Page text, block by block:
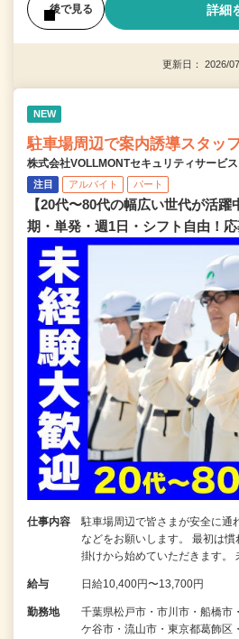
後で見る 詳細
更新日： 2026/
NEW
駐車場周辺で案内誘導スタッ
株式会社VOLLMONTセキュリティサービ
注目 アルバイト パート
【20代〜80代の幅広い世代が活
期・単発・週1日・シフト自由！応
仕事内容
駐車場周辺で皆さまが安全に通
などをお願いします。 最初は
掛けから始めていただきます。
給与 日給10,400円〜13,700円
勤務地
千葉県松戸市・市川市・船橋市
ケ谷市・流山市・東京都葛飾区